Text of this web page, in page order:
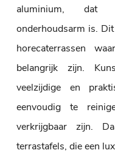
aluminium, dat
onderhoudsarm is.
horecaterrassen
belangrijk zijn.
veelzijdige en
eenvoudig te
verkrijgbaar zijn.
terrastafels, die een